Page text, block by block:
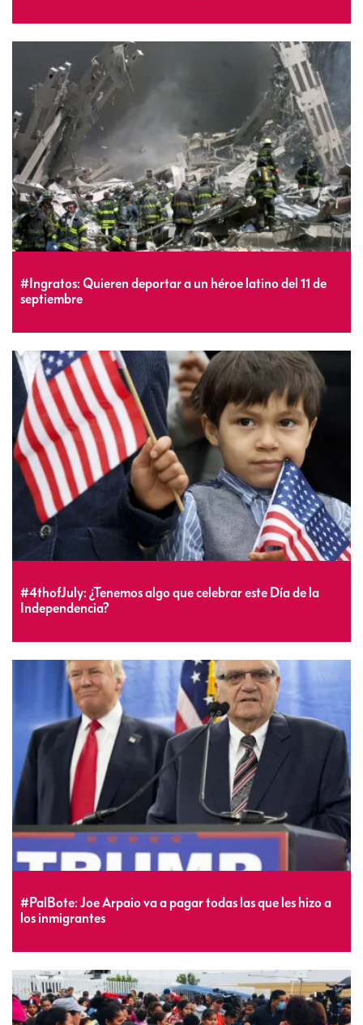
#Ingratos: Quieren deportar a un héroe latino del 11 de
septiembre
#4thofJuly: ¿Tenemos algo que celebrar este Día de la
Independencia?
#PalBote: Joe Arpaio va a pagar todas las que les hizo a
los inmigrantes